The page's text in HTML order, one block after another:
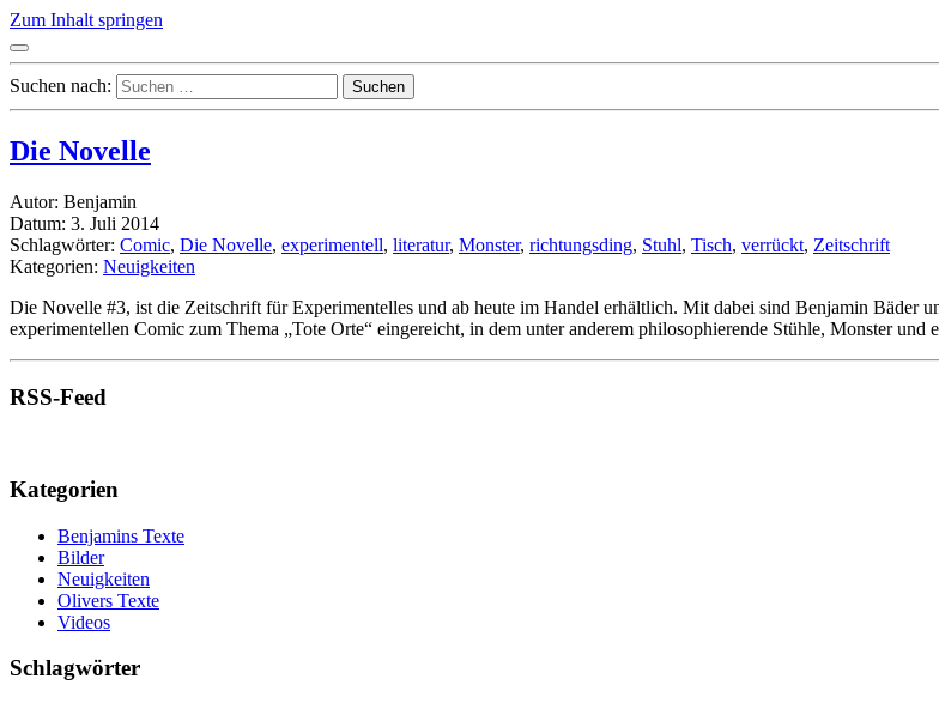
Zum Inhalt springen
Suchen nach:
Die Novelle
Autor: Benjamin
Datum: 3. Juli 2014
Schlagwörter: Comic, Die Novelle, experimentell, literatur, Monster, richtungsding, Stuhl, Tisch, verrückt, Zeitschrift
Kategorien: Neuigkeiten
Die Novelle #3, ist die Zeitschrift für Experimentelles und ab heute im Handel erhältlich. Mit dabei sind Benjamin Bäder
experimentellen Comic zum Thema „Tote Orte“ eingereicht, in dem unter anderem philosophierende Stühle, Monster und
RSS-Feed
Kategorien
Benjamins Texte
Bilder
Neuigkeiten
Olivers Texte
Videos
Schlagwörter